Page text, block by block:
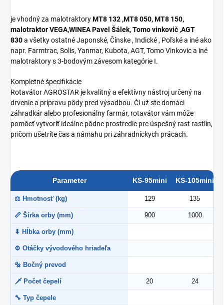
je vhodný za malotraktoryMT8 132 ,MT8 050, MT8 150,
malotraktor VEGA,WINEA Pavel Šálek, Tomo vinkovič ,AGT
830a všetky ostatné Japonské, Čínske , Indické , Poľské a iné ako
napr. Farmtrac, Solis, Yanmar, Kubota, AGT, Tomo Vinkovic a iné
malotraktory s 3-bodovým závesom kategórie I.
Kompletné špecifikácie
Rotavátor AGROSTAR je kvalitný a efektívny nástroj určený na
drvenie a prípravu pôdy pred výsadbou. Či už ste domáci
záhradkár alebo profesionálny farmár, rotavátor vám môže
pomôcť vytvoriť ideálne pôdne prostredie pre úspešný rast rastlín,
pričom ušetríte čas a námahu pri záhradníckych prácach.
Parameter KS-95mini KS-105mini
⚖ Hmotnosť (kg) 129 135
📏 Šírka orby (mm) 900 1000
⬇ Hĺbka orby (mm)
⚙ Otáčky vývodového hriadeľa
🔩 Bočný prevod
🗡 Počet čepelí 20 24
🔧 Typ čepele